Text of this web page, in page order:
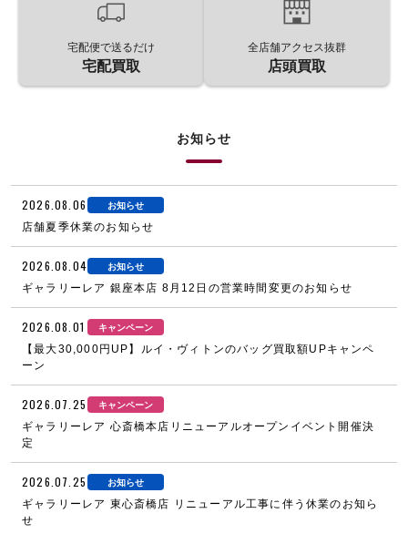
宅配便で送るだけ
宅配買取
全店舗アクセス抜群
店頭買取
お知らせ
2026.08.06 お知らせ
店舗夏季休業のお知らせ
2026.08.04 お知らせ
ギャラリーレア 銀座本店 8月12日の営業時間変更のお知らせ
2026.08.01 キャンペーン
【最大30,000円UP】ルイ・ヴィトンのバッグ買取額UPキャンペ
ーン
2026.07.25 キャンペーン
ギャラリーレア 心斎橋本店リニューアルオープンイベント開催決
定
2026.07.25 お知らせ
ギャラリーレア 東心斎橋店 リニューアル工事に伴う休業のお知ら
せ